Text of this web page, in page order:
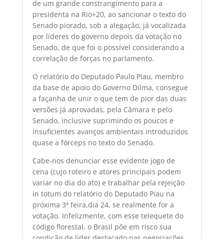
de um grande constrangimento para a
presidenta na Rio+20, ao sancionar o texto do
Senado piorado, sob a alegação, já vocalizada
por líderes do governo depois da votação no
Senado, de que foi o possível considerando a
correlação de forças no parlamento.
O relatório do Deputado Paulo Piau, membro
da base de apoio do Governo Dilma, consegue
a façanha de unir o que tem de pior das duas
versões já aprovadas, pela Câmara e pelo
Senado, inclusive suprimindo os poucos e
insuficientes avanços ambientais introduzidos
quase a fórceps no texto do Senado.
Cabe-nos denunciar esse evidente jogo de
cena (cujo roteiro e atores principais podem
variar no dia do ato) e trabalhar pela rejeição
in totum do relatório do Deputado Piau na
próxima 3ª feira,dia 24, se realmente for a
votação. Infelizmente, com esse telequete do
código florestal, o Brasil põe em risco sua